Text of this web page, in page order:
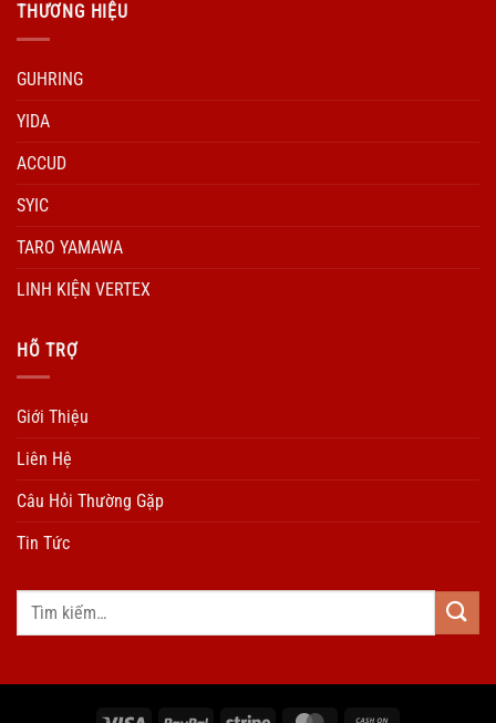
THƯƠNG HIỆU
GUHRING
YIDA
ACCUD
SYIC
TARO YAMAWA
LINH KIỆN VERTEX
HÕ TRỢ
Giới Thiệu
Liên Hệ
Câu Hỏi Thường Gặp
Tin Tức